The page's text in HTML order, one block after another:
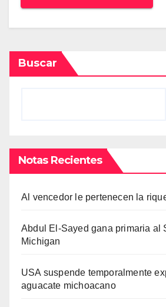
Buscar
Notas Recientes
Al vencedor le pertenecen la
Abdul El-Sayed gana primaria al
Michigan
USA suspende temporalmente
aguacate michoacano